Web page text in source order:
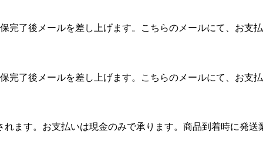
完了後メールを差し上げます。こちらのメールにて、お支
完了後メールを差し上げます。こちらのメールにて、お支
ます。お支払いは現金のみで承ります。商品到着時に発